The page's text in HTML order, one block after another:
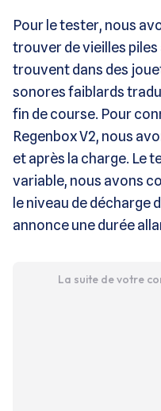
Pour le tester, nous
trouver de vieilles
trouvent dans des
sonores faiblards
fin de course. Pour
Regenbox V2, nous
et après la charge. Le
variable, nous avons
le niveau de décharge
annonce une durée
La suite de votre